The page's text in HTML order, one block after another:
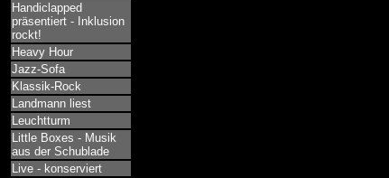
Handiclapped
präsentiert - Inklusion
rockt!
Heavy Hour
Jazz-Sofa
Klassik-Rock
Landmann liest
Leuchtturm
Little Boxes - Musik
aus der Schublade
Live - konserviert